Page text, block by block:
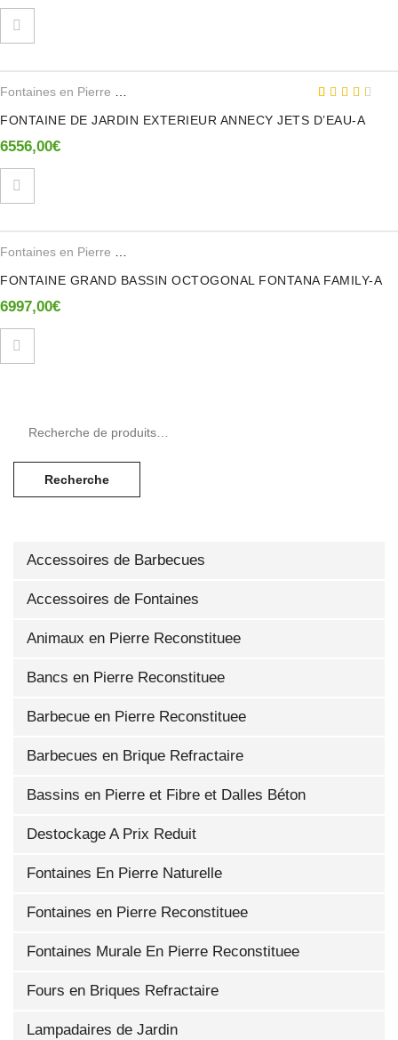
of
FONTAINE DE JARDIN EXTERIEUR ANNECY JETS D’EAU-A
6556,00€
FONTAINE GRAND BASSIN OCTOGONAL FONTANA FAMILY-A
6997,00€
Recherche
Accessoires de Barbecues
Accessoires de Fontaines
Animaux en Pierre Reconstituee
Bancs en Pierre Reconstituee
Barbecue en Pierre Reconstituee
Barbecues en Brique Refractaire
Bassins en Pierre et Fibre et Dalles Béton
Destockage A Prix Reduit
Fontaines En Pierre Naturelle
Fontaines en Pierre Reconstituee
Fontaines Murale En Pierre Reconstituee
Fours en Briques Refractaire
Lampadaires de Jardin